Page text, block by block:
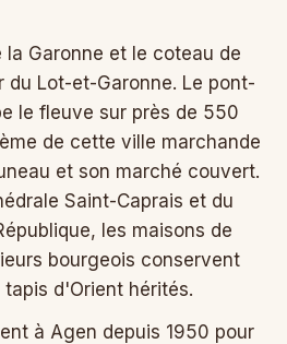
Garonne et le coteau de
Lot-et-Garonne. Le pont-
le fleuve sur près de 550
de cette ville marchande
et son marché couvert.
Saint-Caprais et du
les maisons de
bourgeois conservent
d'Orient hérités.
à Agen depuis 1950 pour